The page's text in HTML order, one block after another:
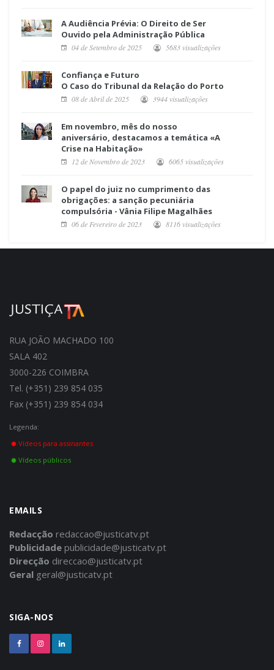
A Audiência Prévia: O Direito de Ser
Ouvido pela Administração Pública
04 de Setembro de 2025 5683 visualizações
Confiança e Futuro
O Caso do Tribunal da Relação do Porto
08 de Abril de 2025 3944 visualizações
Em novembro, mês do nosso
aniversário, destacamos a temática «A
Crise na Habitação»
12 de Novembro de 2023 6065 visualizações
O papel do juiz no cumprimento das
obrigações: a sanção pecuniária
compulsória - Vânia Filipe Magalhães
06 de Fevereiro de 2023 8116 visualizações
RUA JOÃO MACHADO 100
SALA 402
3000-226 COIMBRA
Tel. (+351) 239 854 035
Fax (+351) 239 854 034
Legenda:
Vídeos para assinantes
Vídeos públicos
EMAILS
Redacção redaccao@justicatv.pt
Publicidade publicidade@justicatv.pt
Direcção direccao@justicatv.pt
Geral geral@justicatv.pt
SIGA-NOS